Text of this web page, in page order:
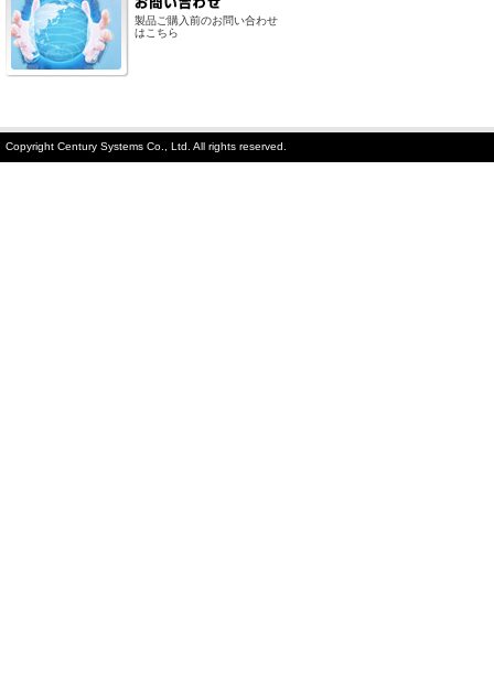
製品ご購入前のお問い合わせ
はこちら
Copyright Century Systems Co., Ltd. All rights reserved.